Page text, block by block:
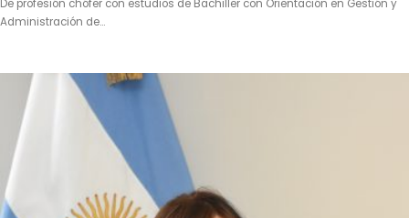
De profesión chófer con estudios de Bachiller con Orientación en Gestión y
Administración de…